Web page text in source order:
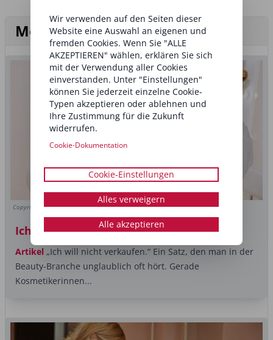
Mehr aus der Rubrik Business
Copyright (c) 2025 Anatoliy Cherkas/Shutterstock
Ich kann verkaufen
Artikel „Ich will nicht verkaufen.“ Ein Satz, den man in der
Beauty-Branche unglaublich oft hört. Gerade
Kosmetikerinnen...
Wir verwenden auf den Seiten dieser
Website eine Auswahl an eigenen und
fremden Cookies. Wenn Sie "ALLE
AKZEPTIEREN" wählen, erklären Sie sich
mit der Verwendung aller Cookies
einverstanden. Unter "Einstellungen"
können Sie jederzeit einzelne Cookie-
Typen akzeptieren oder ablehnen und
Ihre Zustimmung für die Zukunft
widerrufen.
Cookie-Dokumentation
Cookie-Einstellungen
Alles verweigern
Alle akzeptieren